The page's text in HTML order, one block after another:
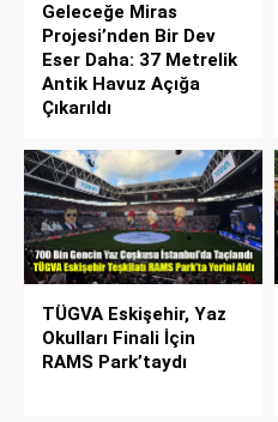
Geleceğe Miras
Projesi’nden Bir Dev
Eser Daha: 37 Metrelik
Antik Havuz Açığa
Çıkarıldı
TÜGVA Eskişehir, Yaz
Okulları Finali İçin
RAMS Park’taydı